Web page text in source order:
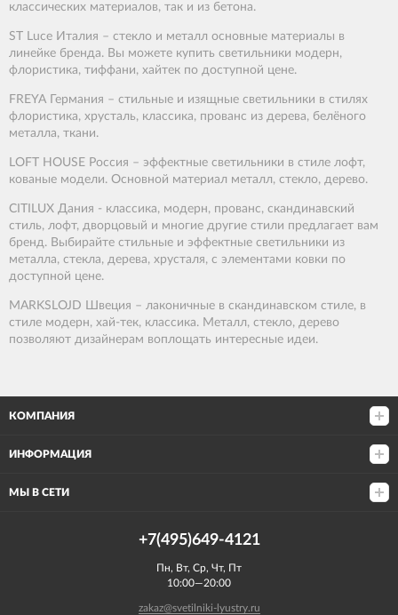
классических материалов, так и из бетона.
ST Luce Италия – стекло и металл основные материалы в
линейке бренда. Вы можете купить светильники модерн,
флористика, тиффани, хайтек по доступной цене.
FREYA Германия – стильные и изящные светильники в стилях
флористика, хрусталь, классика, прованс из дерева, белёного
металла, ткани.
LOFT HOUSE Россия – эффектные светильники в стиле лофт,
кованые модели. Основной материал металл, стекло, дерево.
CITILUX Дания - классика, модерн, прованс, скандинавский
стиль, лофт, дворцовый и многие другие стили предлагает вам
бренд. Выбирайте стильные и эффектные светильники из
металла, стекла, дерева, хрусталя, с элементами ковки по
доступной цене.
MARKSLOJD Швеция – лаконичные в скандинавском стиле, в
стиле модерн, хай-тек, классика. Металл, стекло, дерево
позволяют дизайнерам воплощать интересные идеи.
КОМПАНИЯ
ИНФОРМАЦИЯ
МЫ В СЕТИ
+7(495)649-4121
Пн, Вт, Ср, Чт, Пт
10:00—20:00
zakaz@svetilniki-lyustry.ru